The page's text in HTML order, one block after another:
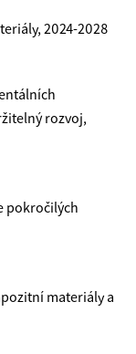
2024-2028
rozvoj,
pokročilých
materiály a